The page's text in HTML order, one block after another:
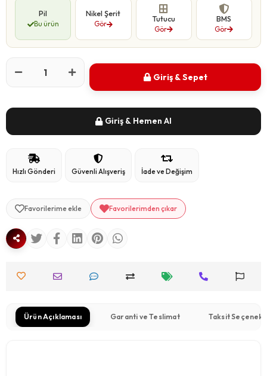
Pil
Bu ürün
Nikel Şerit
Gör
Tutucu
Gör
BMS
Gör
Giriş & Sepet
Giriş & Hemen Al
Hızlı Gönderi Güvenli Alışveriş İade ve Değişim
Favorilerime ekle Favorilerimden çıkar
Ürün Açıklaması Garanti ve Teslimat Taksit